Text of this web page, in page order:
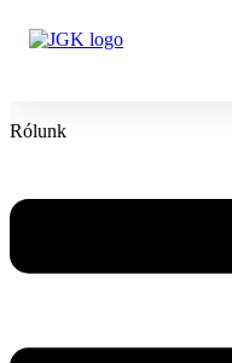
Rólunk